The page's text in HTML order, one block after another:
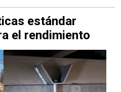
estándar
el rendimiento